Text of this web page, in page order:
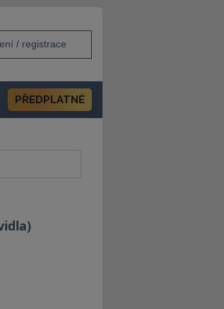
/ registrace
PŘEDPLATNÉ